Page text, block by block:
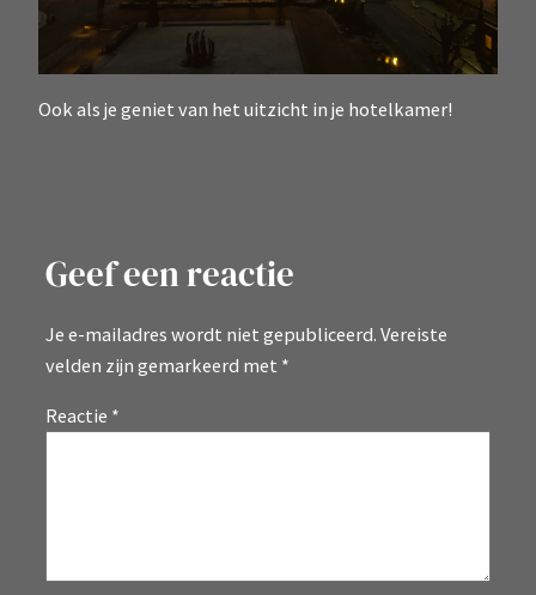
Ook als je geniet van het uitzicht in je hotelkamer!
Geef een reactie
Je e-mailadres wordt niet gepubliceerd. Vereiste
velden zijn gemarkeerd met *
Reactie *